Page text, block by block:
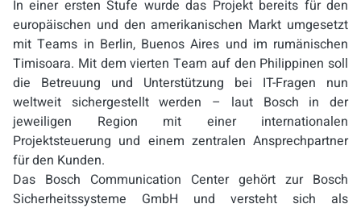
In einer ersten Stufe wurde das Projekt bereits für den
europäischen und den amerikanischen Markt umgesetzt
mit Teams in Berlin, Buenos Aires und im rumänischen
Timisoara. Mit dem vierten Team auf den Philippinen soll
die Betreuung und Unterstützung bei IT-Fragen nun
weltweit sichergestellt werden – laut Bosch in der
jeweiligen Region mit einer internationalen
Projektsteuerung und einem zentralen Ansprechpartner
für den Kunden.
Das Bosch Communication Center gehört zur Bosch
Sicherheitssysteme GmbH und versteht sich als